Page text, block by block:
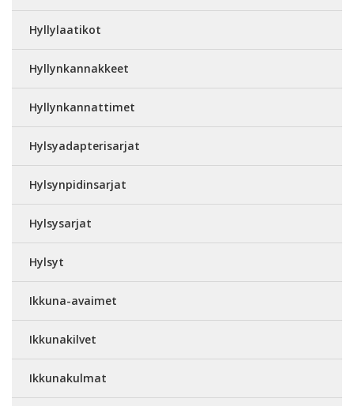
Hyllylaatikot
Hyllynkannakkeet
Hyllynkannattimet
Hylsyadapterisarjat
Hylsynpidinsarjat
Hylsysarjat
Hylsyt
Ikkuna-avaimet
Ikkunakilvet
Ikkunakulmat